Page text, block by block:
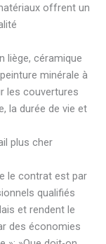
offrent un
liège, céramique
minérale à
les couvertures
la durée de vie et
plus cher
le contrat est par
qualifiés
et rendent le
des économies